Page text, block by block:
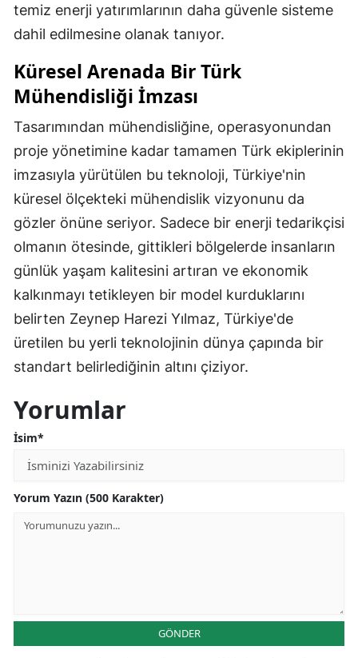
temiz enerji yatırımlarının daha güvenle sisteme
dahil edilmesine olanak tanıyor.
Küresel Arenada Bir Türk
Mühendisliği İmzası
Tasarımından mühendisliğine, operasyonundan
proje yönetimine kadar tamamen Türk ekiplerinin
imzasıyla yürütülen bu teknoloji, Türkiye'nin
küresel ölçekteki mühendislik vizyonunu da
gözler önüne seriyor. Sadece bir enerji tedarikçisi
olmanın ötesinde, gittikleri bölgelerde insanların
günlük yaşam kalitesini artıran ve ekonomik
kalkınmayı tetikleyen bir model kurduklarını
belirten Zeynep Harezi Yılmaz, Türkiye'de
üretilen bu yerli teknolojinin dünya çapında bir
standart belirlediğinin altını çiziyor.
Yorumlar
İsim*
Yorum Yazın (500 Karakter)
GÖNDER